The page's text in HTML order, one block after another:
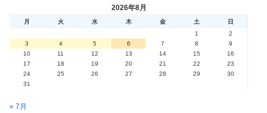
2026年8月
月 火 水 木 金 土
日
1
2
3
4 5 6 7 8
9
10
11 12 13 14 15
16
17
18 19 20 21 22
23
24
25 26 27 28 29
30
31
« 7月